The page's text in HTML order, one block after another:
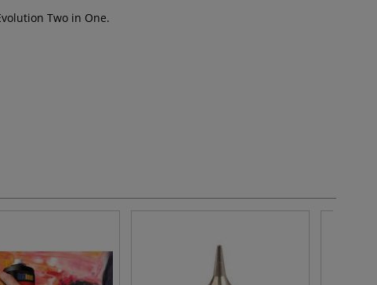
Two in One.